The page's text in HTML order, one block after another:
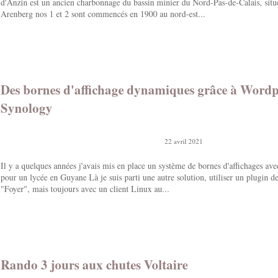
Arenberg nos 1 et 2 sont commencés en 1900 au nord-est...
Des bornes d'affichage dynamiques grâce à
Synology
22 avril 2021
Il y a quelques années j'avais mis en place un système de bornes d'affichages
pour un lycée en Guyane Là je suis parti une autre solution, utiliser un plugin
"Foyer", mais toujours avec un client Linux au...
Rando 3 jours aux chutes Voltaire